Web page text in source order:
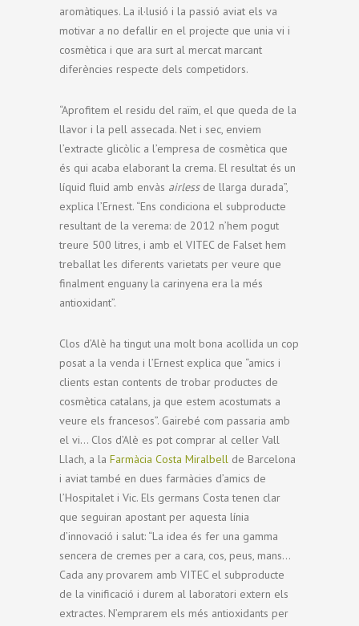
aromàtiques. La il·lusió i la passió aviat els va
motivar a no defallir en el projecte que unia vi i
cosmètica i que ara surt al mercat marcant
diferències respecte dels competidors.
“Aprofitem el residu del raïm, el que queda de la
llavor i la pell assecada. Net i sec, enviem
l’extracte glicòlic a l’empresa de cosmètica que
és qui acaba elaborant la crema. El resultat és un
líquid fluid amb envàs airlessde llarga durada”,
explica l’Ernest. “Ens condiciona el subproducte
resultant de la verema: de 2012 n’hem pogut
treure 500 litres, i amb el VITEC de Falset hem
treballat les diferents varietats per veure que
finalment enguany la carinyena era la més
antioxidant”.
Clos d’Alè ha tingut una molt bona acollida un cop
posat a la venda i l’Ernest explica que “amics i
clients estan contents de trobar productes de
cosmètica catalans, ja que estem acostumats a
veure els francesos”. Gairebé com passaria amb
el vi… Clos d’Alè es pot comprar al celler Vall
Llach, a la Farmàcia Costa Miralbell de Barcelona
i aviat també en dues farmàcies d’amics de
l’Hospitalet i Vic. Els germans Costa tenen clar
que seguiran apostant per aquesta línia
d’innovació i salut: “La idea és fer una gamma
sencera de cremes per a cara, cos, peus, mans…
Cada any provarem amb VITEC el subproducte
de la vinificació i durem al laboratori extern els
extractes. N’emprarem els més antioxidants per